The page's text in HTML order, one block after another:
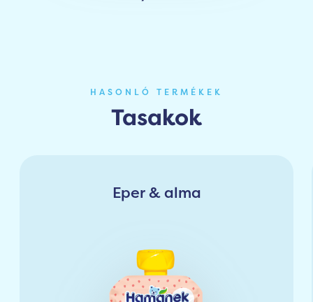
HASONLÓ TERMÉKEK
Tasakok
Eper & alma